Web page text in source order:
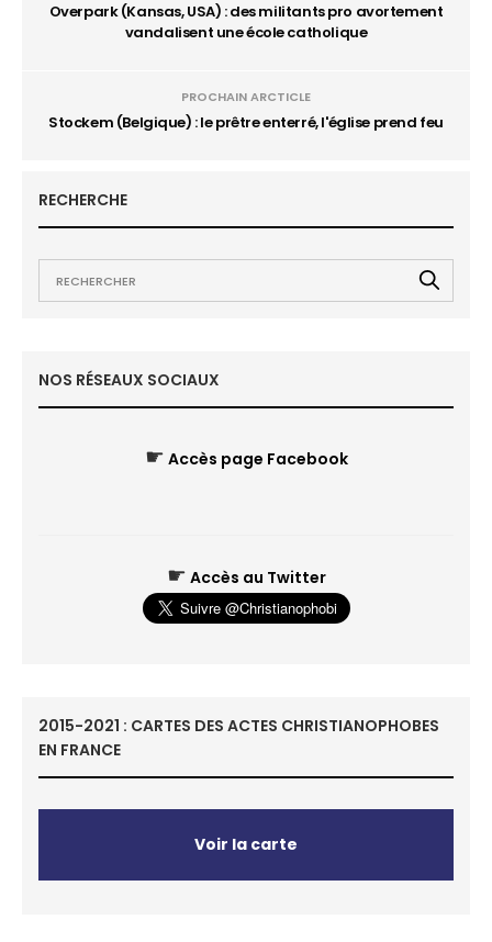
Overpark (Kansas, USA) : des militants pro avortement
vandalisent une école catholique
PROCHAIN ARCTICLE
Stockem (Belgique) : le prêtre enterré, l'église prend feu
RECHERCHE
NOS RÉSEAUX SOCIAUX
☛ Accès page Facebook
☛ Accès au Twitter
2015-2021 : CARTES DES ACTES CHRISTIANOPHOBES
EN FRANCE
Voir la carte